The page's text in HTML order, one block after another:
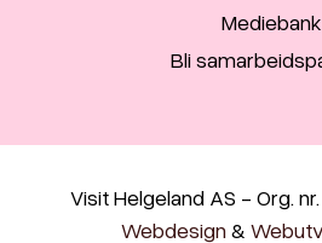
Mediebank
Bli
Visit Helgeland AS - Org.
Webdesign &